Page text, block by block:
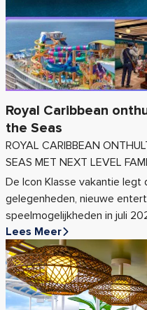
Royal Caribbean
the Seas
ROYAL CARIBBEAN
SEAS MET NEXT LEVEL
De Icon Klasse vakantie
gelegenheden, nieuwe
speelmogelijkheden in juli
Lees Meer